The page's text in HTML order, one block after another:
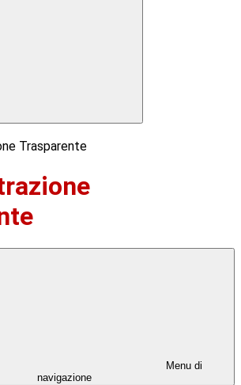
Trasparente
Menu di
navigazione